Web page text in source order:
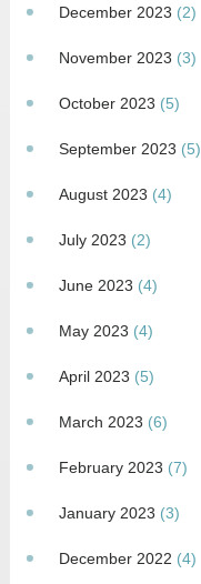
December 2023 (2)
November 2023 (3)
October 2023 (5)
September 2023 (5)
August 2023 (4)
July 2023 (2)
June 2023 (4)
May 2023 (4)
April 2023 (5)
March 2023 (6)
February 2023 (7)
January 2023 (3)
December 2022 (4)